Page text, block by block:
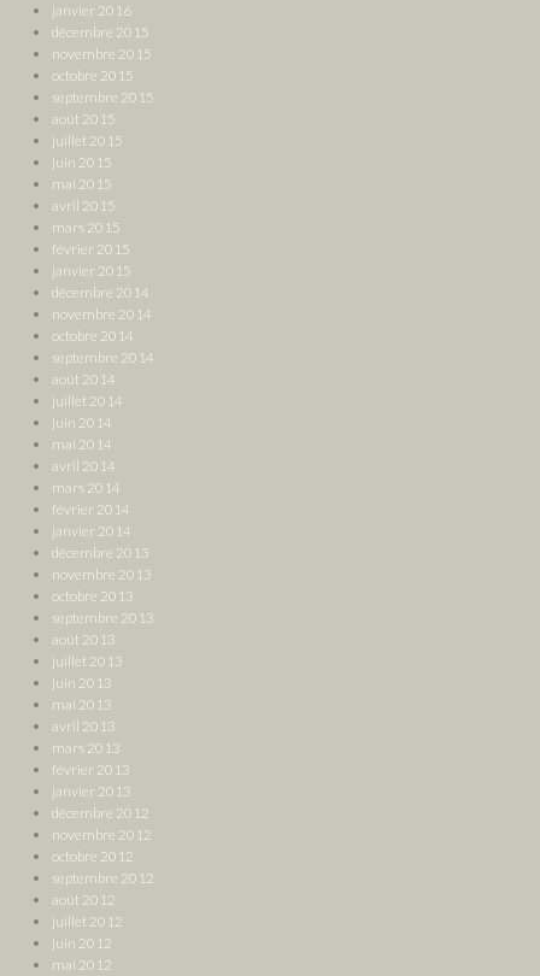
janvier 2016
décembre 2015
novembre 2015
octobre 2015
septembre 2015
août 2015
juillet 2015
juin 2015
mai 2015
avril 2015
mars 2015
février 2015
janvier 2015
décembre 2014
novembre 2014
octobre 2014
septembre 2014
août 2014
juillet 2014
juin 2014
mai 2014
avril 2014
mars 2014
février 2014
janvier 2014
décembre 2013
novembre 2013
octobre 2013
septembre 2013
août 2013
juillet 2013
juin 2013
mai 2013
avril 2013
mars 2013
février 2013
janvier 2013
décembre 2012
novembre 2012
octobre 2012
septembre 2012
août 2012
juillet 2012
juin 2012
mai 2012